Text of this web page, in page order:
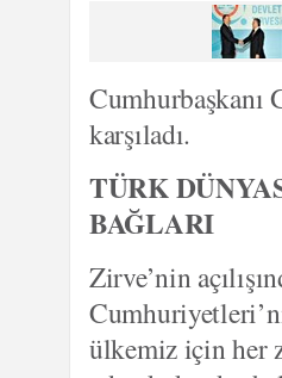
Cumhurbaşkanı
karşıladı.
TÜRK
BAĞLARI
Zirve’nin
ülkemiz için her